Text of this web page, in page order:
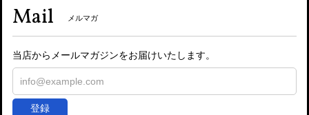
Mail メルマガ
当店からメールマガジンをお届けいたします。
登録